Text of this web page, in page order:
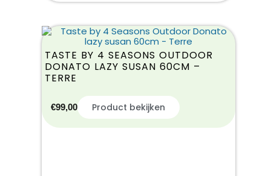
TASTE BY 4 SEASONS OUTDOOR
DONATO LAZY SUSAN 60CM –
TERRE
€99,00 Product bekijken